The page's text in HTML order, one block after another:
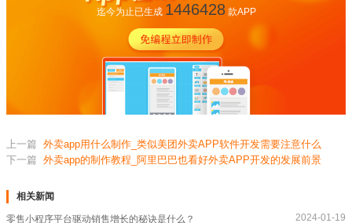
迄今为止已生成 1446428款APP
上一篇 外卖app用什么制作_类似美团外卖APP软件开发需要注意什么
下一篇 外卖app的制作教程_阿里巴巴也看好外卖APP开发的发展前景
相关新闻
零售小程序平台驱动销售增长的秘诀是什么？ 2024-01-19